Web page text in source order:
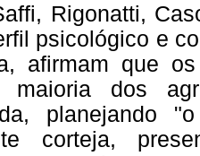
Rigonatti,
psicológico e
afirmam que
maioria dos
planejando
corteja,